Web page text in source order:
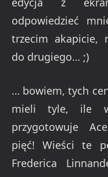
odpowiedzieć
trzecim akapicie,
do drugiego… ;)
… bowiem, tych
mieli tyle, ile
przygotowuje
pięć! Wieści te
Frederica